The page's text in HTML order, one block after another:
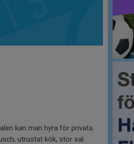
kan man hyra för privata
utrustat kök, stor sal